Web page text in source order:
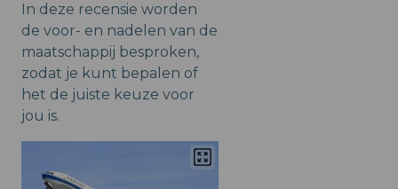
In deze recensie worden
de voor- en nadelen van de
maatschappij besproken,
zodat je kunt bepalen of
het de juiste keuze voor
jou is.